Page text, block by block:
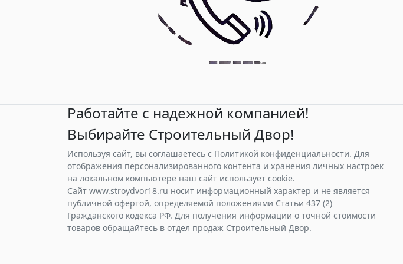
Работайте с надежной компанией!
Выбирайте Строительный Двор!
Используя сайт, вы соглашаетесь с Политикой конфиденциальности. Для
отображения персонализированного контента и хранения личных настроек
на локальном компьютере наш сайт использует cookie.
Сайт www.stroydvor18.ru носит информационный характер и не является
публичной офертой, определяемой положениями Статьи 437 (2)
Гражданского кодекса РФ. Для получения информации о точной стоимости
товаров обращайтесь в отдел продаж Строительный Двор.